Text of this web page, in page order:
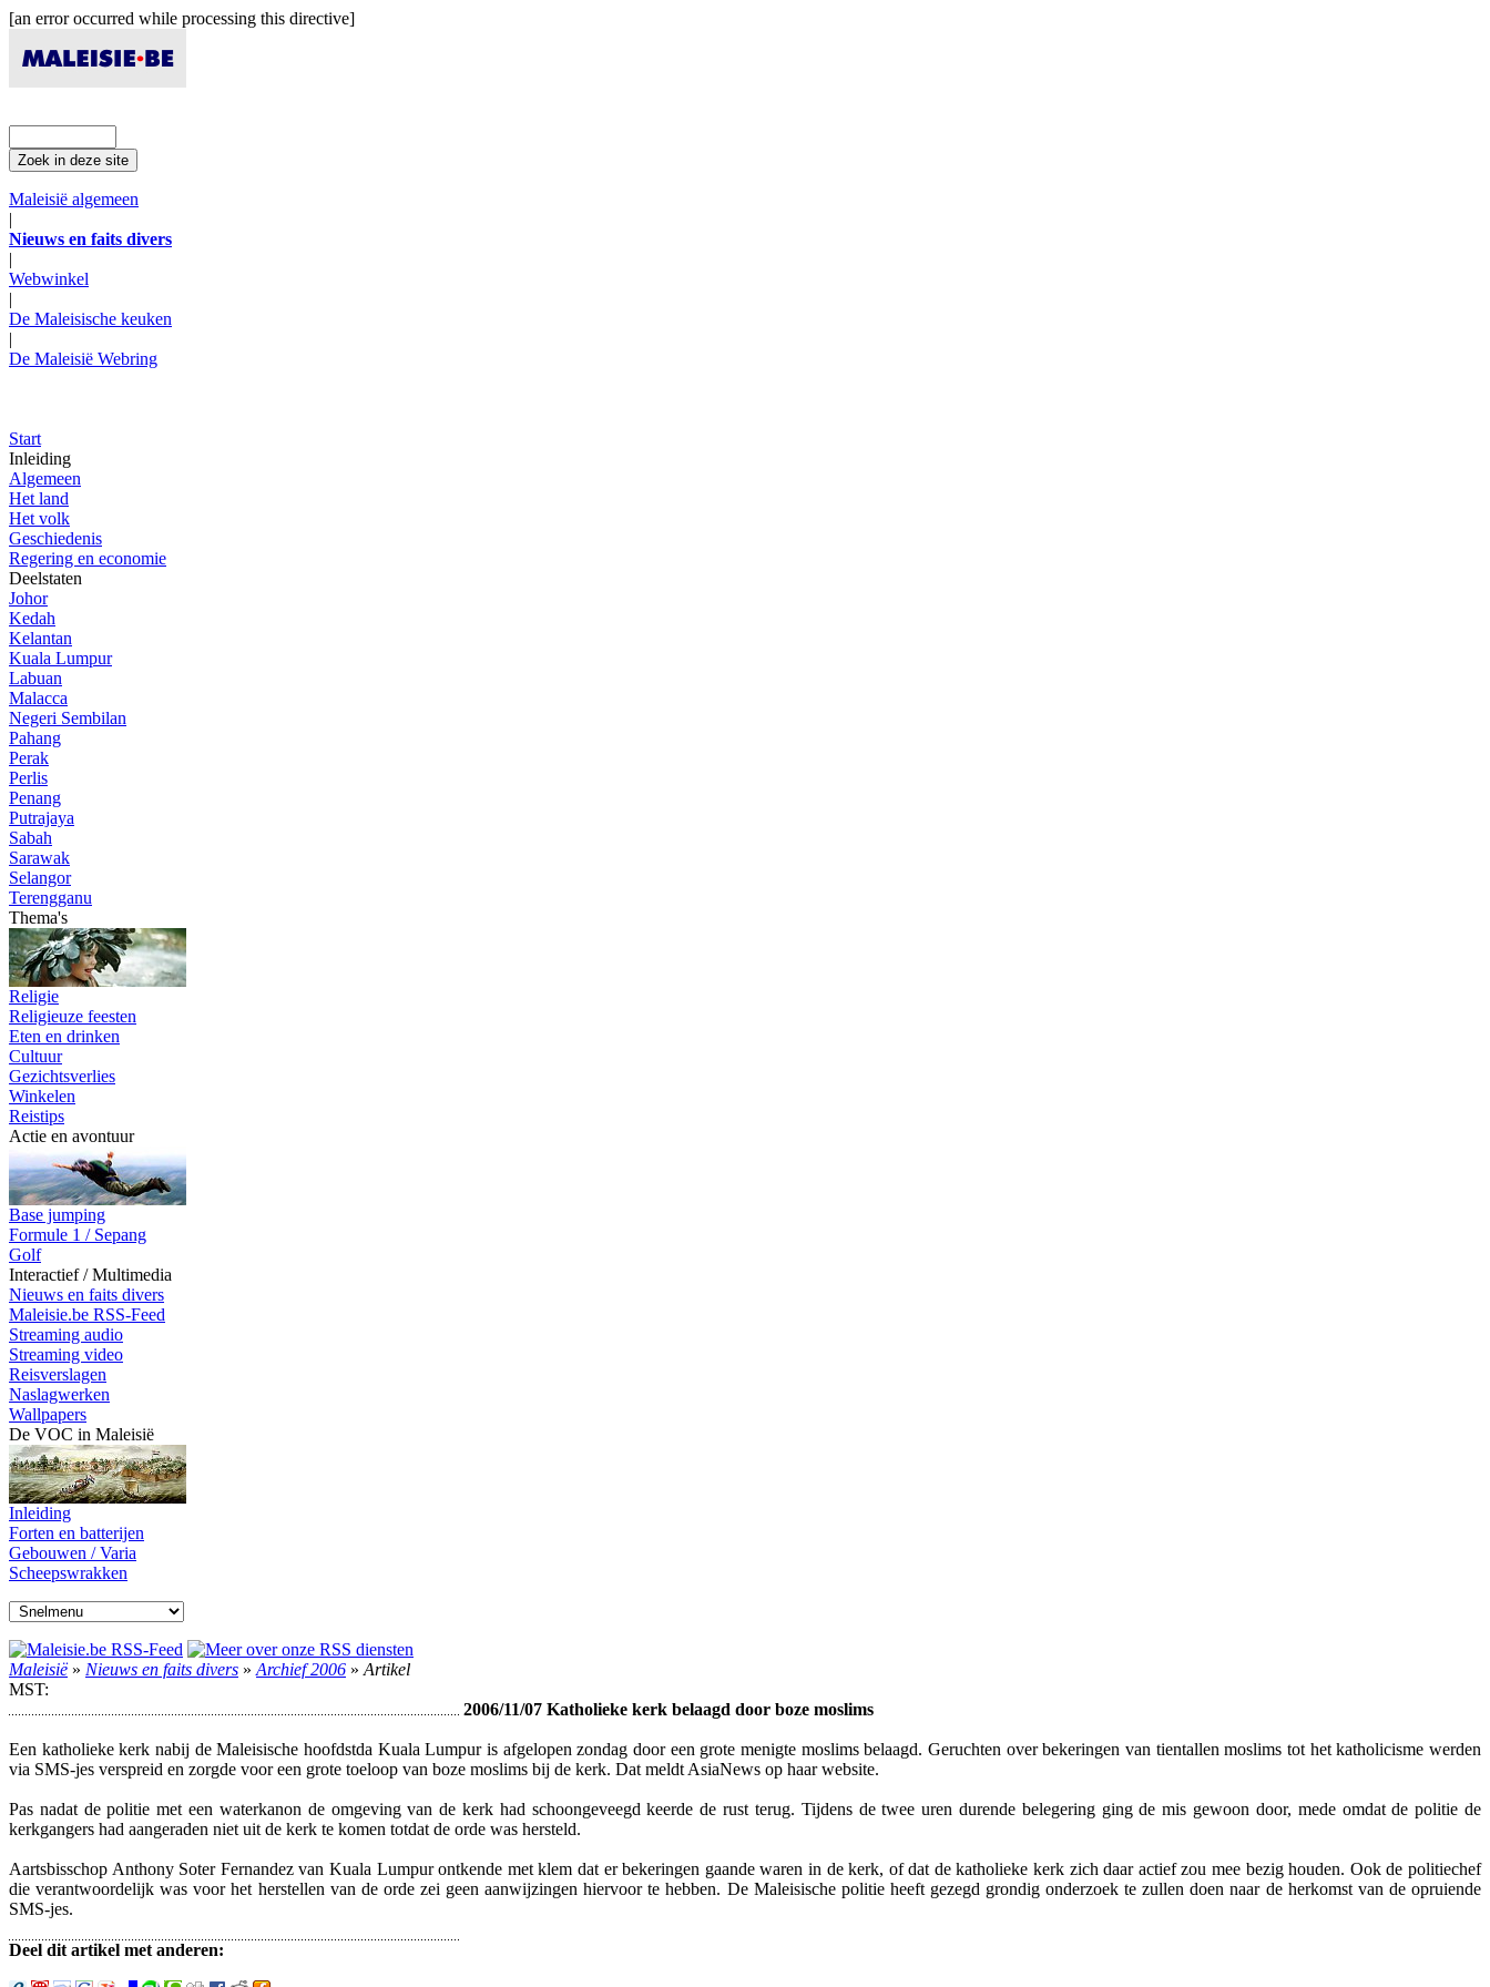
[an error occurred while processing this directive]
Maleisië algemeen
|
Nieuws en faits divers
|
Webwinkel
|
De Maleisische keuken
|
De Maleisië Webring
Start
Inleiding
Algemeen
Het land
Het volk
Geschiedenis
Regering en economie
Deelstaten
Johor
Kedah
Kelantan
Kuala Lumpur
Labuan
Malacca
Negeri Sembilan
Pahang
Perak
Perlis
Penang
Putrajaya
Sabah
Sarawak
Selangor
Terengganu
Thema's
Religie
Religieuze feesten
Eten en drinken
Cultuur
Gezichtsverlies
Winkelen
Reistips
Actie en avontuur
Base jumping
Formule 1 / Sepang
Golf
Interactief / Multimedia
Nieuws en faits divers
Maleisie.be RSS-Feed
Streaming audio
Streaming video
Reisverslagen
Naslagwerken
Wallpapers
De VOC in Maleisië
Inleiding
Forten en batterijen
Gebouwen / Varia
Scheepswrakken
Maleisië» Nieuws en faits divers » Archief 2006 » Artikel
MST:
2006/11/07 Katholieke kerk belaagd door boze moslims
Een katholieke kerk nabij de Maleisische hoofdstda Kuala Lumpur is afgelopen zondag door een grote menigte moslims belaagd. Geruchten over bekeringen van tientallen moslims tot het katholicisme werden
via SMS-jes verspreid en zorgde voor een grote toeloop van boze moslims bij de kerk. Dat meldt AsiaNews op haar website.
Pas nadat de politie met een waterkanon de omgeving van de kerk had schoongeveegd keerde de rust terug. Tijdens de twee uren durende belegering ging de mis gewoon door, mede omdat de politie de
kerkgangers had aangeraden niet uit de kerk te komen totdat de orde was hersteld.
Aartsbisschop Anthony Soter Fernandez van Kuala Lumpur ontkende met klem dat er bekeringen gaande waren in de kerk, of dat de katholieke kerk zich daar actief zou mee bezig houden. Ook de politiechef
die verantwoordelijk was voor het herstellen van de orde zei geen aanwijzingen hiervoor te hebben. De Maleisische politie heeft gezegd grondig onderzoek te zullen doen naar de herkomst van de opruiende
SMS-jes.
Deel dit artikel met anderen: